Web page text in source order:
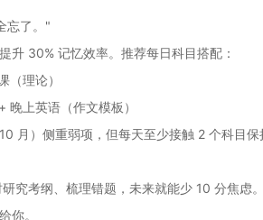
忘了。"
升 30% 记忆效率。推荐每日科目搭配：
理论）
上英语（作文模板）
月）侧重弱项，但每天至少接触 2 个科目保
究考纲、梳理错题，未来就能少 10 分焦虑
你。